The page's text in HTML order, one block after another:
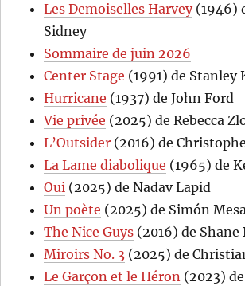
Les Demoiselles Harvey(1946)
Sidney
Sommaire de juin 2026
Center Stage (1991) de Stanley
Hurricane (1937) de John Ford
Vie privée (2025) de Rebecca
L’Outsider (2016) de
La Lame diabolique (1965) de
Oui (2025) de Nadav Lapid
Un poète (2025) de Simón
The Nice Guys (2016) de Shane
Miroirs No. 3 (2025) de
Le Garçon et le Héron (2023)